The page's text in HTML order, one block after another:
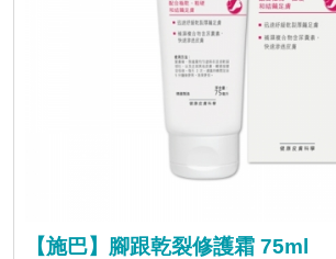
【施巴】腳跟乾裂修護霜 75ml